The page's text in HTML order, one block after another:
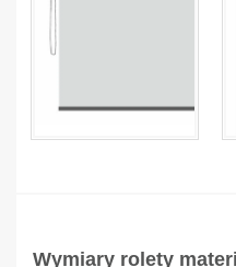
Wymiary rolety